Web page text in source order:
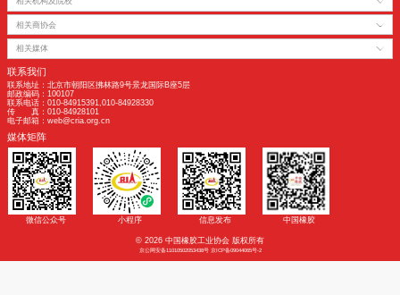
异戊二烯橡胶
13300
全钢轮胎
半钢轮胎
------
免责声明：协会力求对使用的信息准确、信息所述内容及观点的客观公正，但不保
更。此信息仅供客户作为参考，并不构成对客户的直接决策建议，客户不应以此取
数据来源：隆众资讯
友情链接|法律声明
国家政府机构